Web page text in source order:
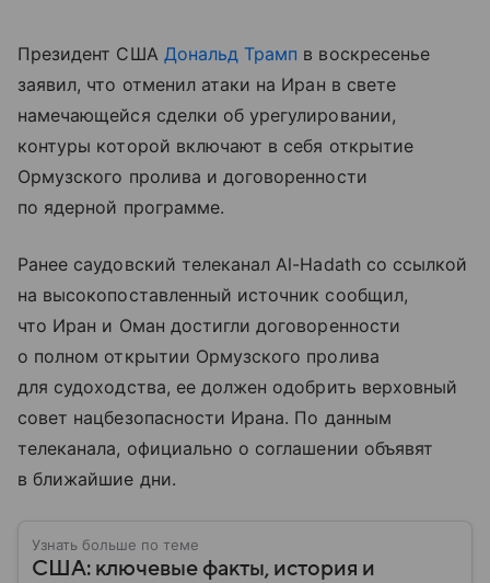
Президент США Дональд Трамп в воскресенье
заявил, что отменил атаки на Иран в свете
намечающейся сделки об урегулировании,
контуры которой включают в себя открытие
Ормузского пролива и договоренности
по ядерной программе.
Ранее саудовский телеканал Al-Hadath со ссылкой
на высокопоставленный источник сообщил,
что Иран и Оман достигли договоренности
о полном открытии Ормузского пролива
для судоходства, ее должен одобрить верховный
совет нацбезопасности Ирана. По данным
телеканала, официально о соглашении объявят
в ближайшие дни.
Узнать больше по теме
США: ключевые факты, история и